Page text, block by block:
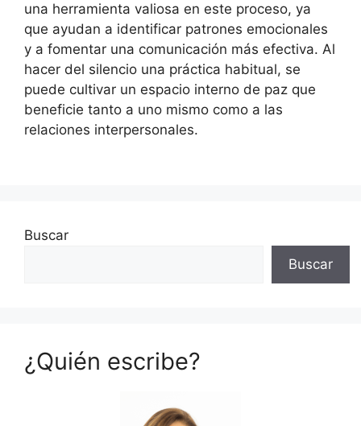
una herramienta valiosa en este proceso, ya
que ayudan a identificar patrones emocionales
y a fomentar una comunicación más efectiva. Al
hacer del silencio una práctica habitual, se
puede cultivar un espacio interno de paz que
beneficie tanto a uno mismo como a las
relaciones interpersonales.
Buscar
Buscar
¿Quién escribe?